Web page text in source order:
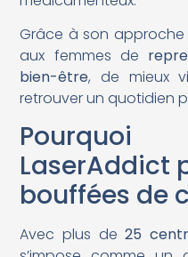
Grâce à son approche
aux femmes de
bien-être, de mieux
retrouver un quotidien
LaserAddict
bouffées de
Avec plus de25